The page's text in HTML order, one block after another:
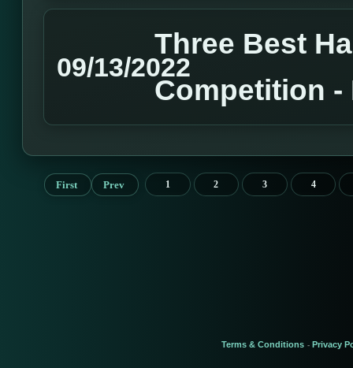
09/13/2022
Three Best
Competition -
First Prev 1 2 3 4
Terms & Conditions - Privacy